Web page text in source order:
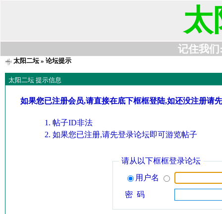
太
记住我们
太阳二坛» 论坛提示
太阳二坛 提示信息
如果您已注册会员,请直接在底下框框登陆,如还没注册请
帖子ID非法
如果您已注册,请先登录论坛即可游览帖子
请从以下框框登录论坛
用户名
密 码